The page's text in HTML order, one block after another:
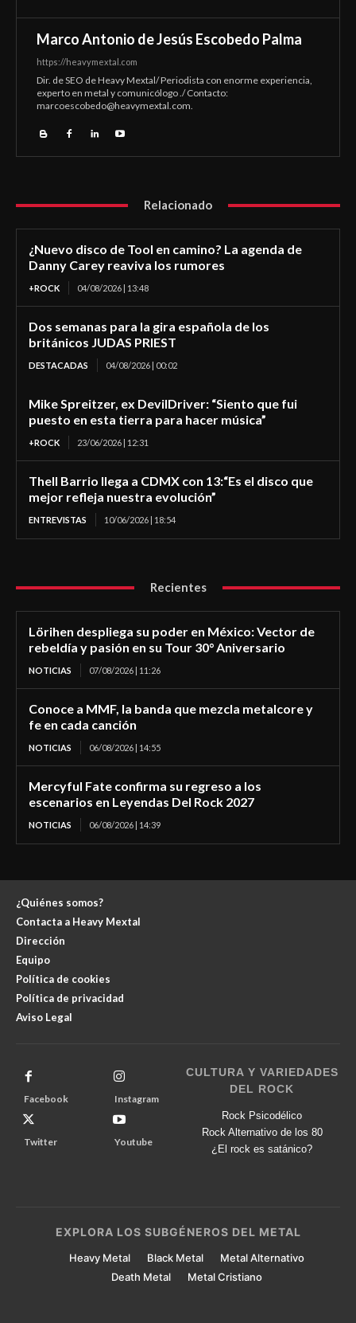
Marco Antonio de Jesús Escobedo Palma
https://heavymextal.com
Dir. de SEO de Heavy Mextal/ Periodista con enorme experiencia,
experto en metal y comunicólogo ./ Contacto:
marcoescobedo@heavymextal.com.
Relacionado
¿Nuevo disco de Tool en camino? La agenda de
Danny Carey reaviva los rumores
+ROCK 04/08/2026 | 13:48
Dos semanas para la gira española de los
británicos JUDAS PRIEST
DESTACADAS 04/08/2026 | 00:02
Mike Spreitzer, ex DevilDriver: “Siento que fui
puesto en esta tierra para hacer música”
+ROCK 23/06/2026 | 12:31
Thell Barrio llega a CDMX con 13:“Es el disco que
mejor refleja nuestra evolución”
ENTREVISTAS 10/06/2026 | 18:54
Recientes
Lörihen despliega su poder en México: Vector de
rebeldía y pasión en su Tour 30° Aniversario
NOTICIAS 07/08/2026 | 11:26
Conoce a MMF, la banda que mezcla metalcore y
fe en cada canción
NOTICIAS 06/08/2026 | 14:55
Mercyful Fate confirma su regreso a los
escenarios en Leyendas Del Rock 2027
NOTICIAS 06/08/2026 | 14:39
¿Quiénes somos?
Contacta a Heavy Mextal
Dirección
Equipo
Política de cookies
Política de privacidad
Aviso Legal
Facebook Instagram
Twitter Youtube
CULTURA Y VARIEDADES
DEL ROCK
Rock Psicodélico
Rock Alternativo de los 80
¿El rock es satánico?
EXPLORA LOS SUBGÉNEROS DEL METAL
Heavy Metal Black Metal
Metal Alternativo
Death Metal
Metal Cristiano